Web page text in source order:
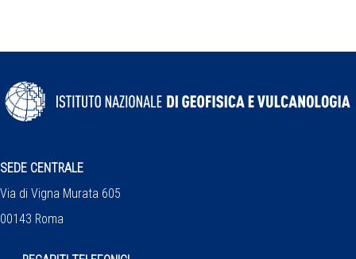
SEDE CENTRALE
Via di Vigna Murata 605
00143 Roma